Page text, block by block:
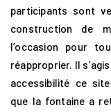
participants sont
construction de
l’occasion pour
réapproprier. Il
accessibilité ce
que la fontaine a